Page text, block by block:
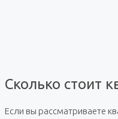
Сколько стоит
Если вы рассматриваете